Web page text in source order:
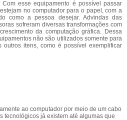
esse equipamento é possível passar
no computador para o papel, com a
como a pessoa desejar. Advindas das
sofreram diversas transformações com
da computação gráfica. Dessa
não são utilizados somente para
outros itens, como é possível exemplificar
ao computador por meio de um cabo
tecnológicos já existem até algumas que